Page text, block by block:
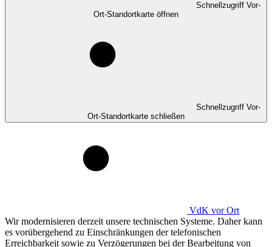
Schnellzugriff Vor-
Ort-Standortkarte öffnen
Schnellzugriff Vor-
Ort-Standortkarte schließen
VdK vor Ort
Wir modernisieren derzeit unsere technischen Systeme. Daher kann
es vorübergehend zu Einschränkungen der telefonischen
Erreichbarkeit sowie zu Verzögerungen bei der Bearbeitung von